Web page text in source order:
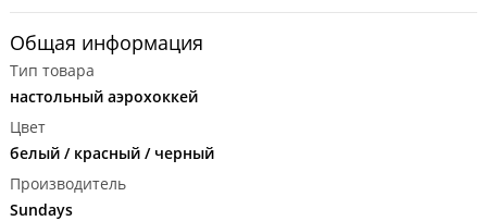
Общая информация
Тип товара
настольный аэрохоккей
Цвет
белый / красный / черный
Производитель
Sundays